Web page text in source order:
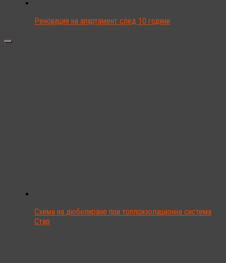
Реновация на апартамент след 10 години
Схема на дюбелиране при топлоизолационна система
Стар